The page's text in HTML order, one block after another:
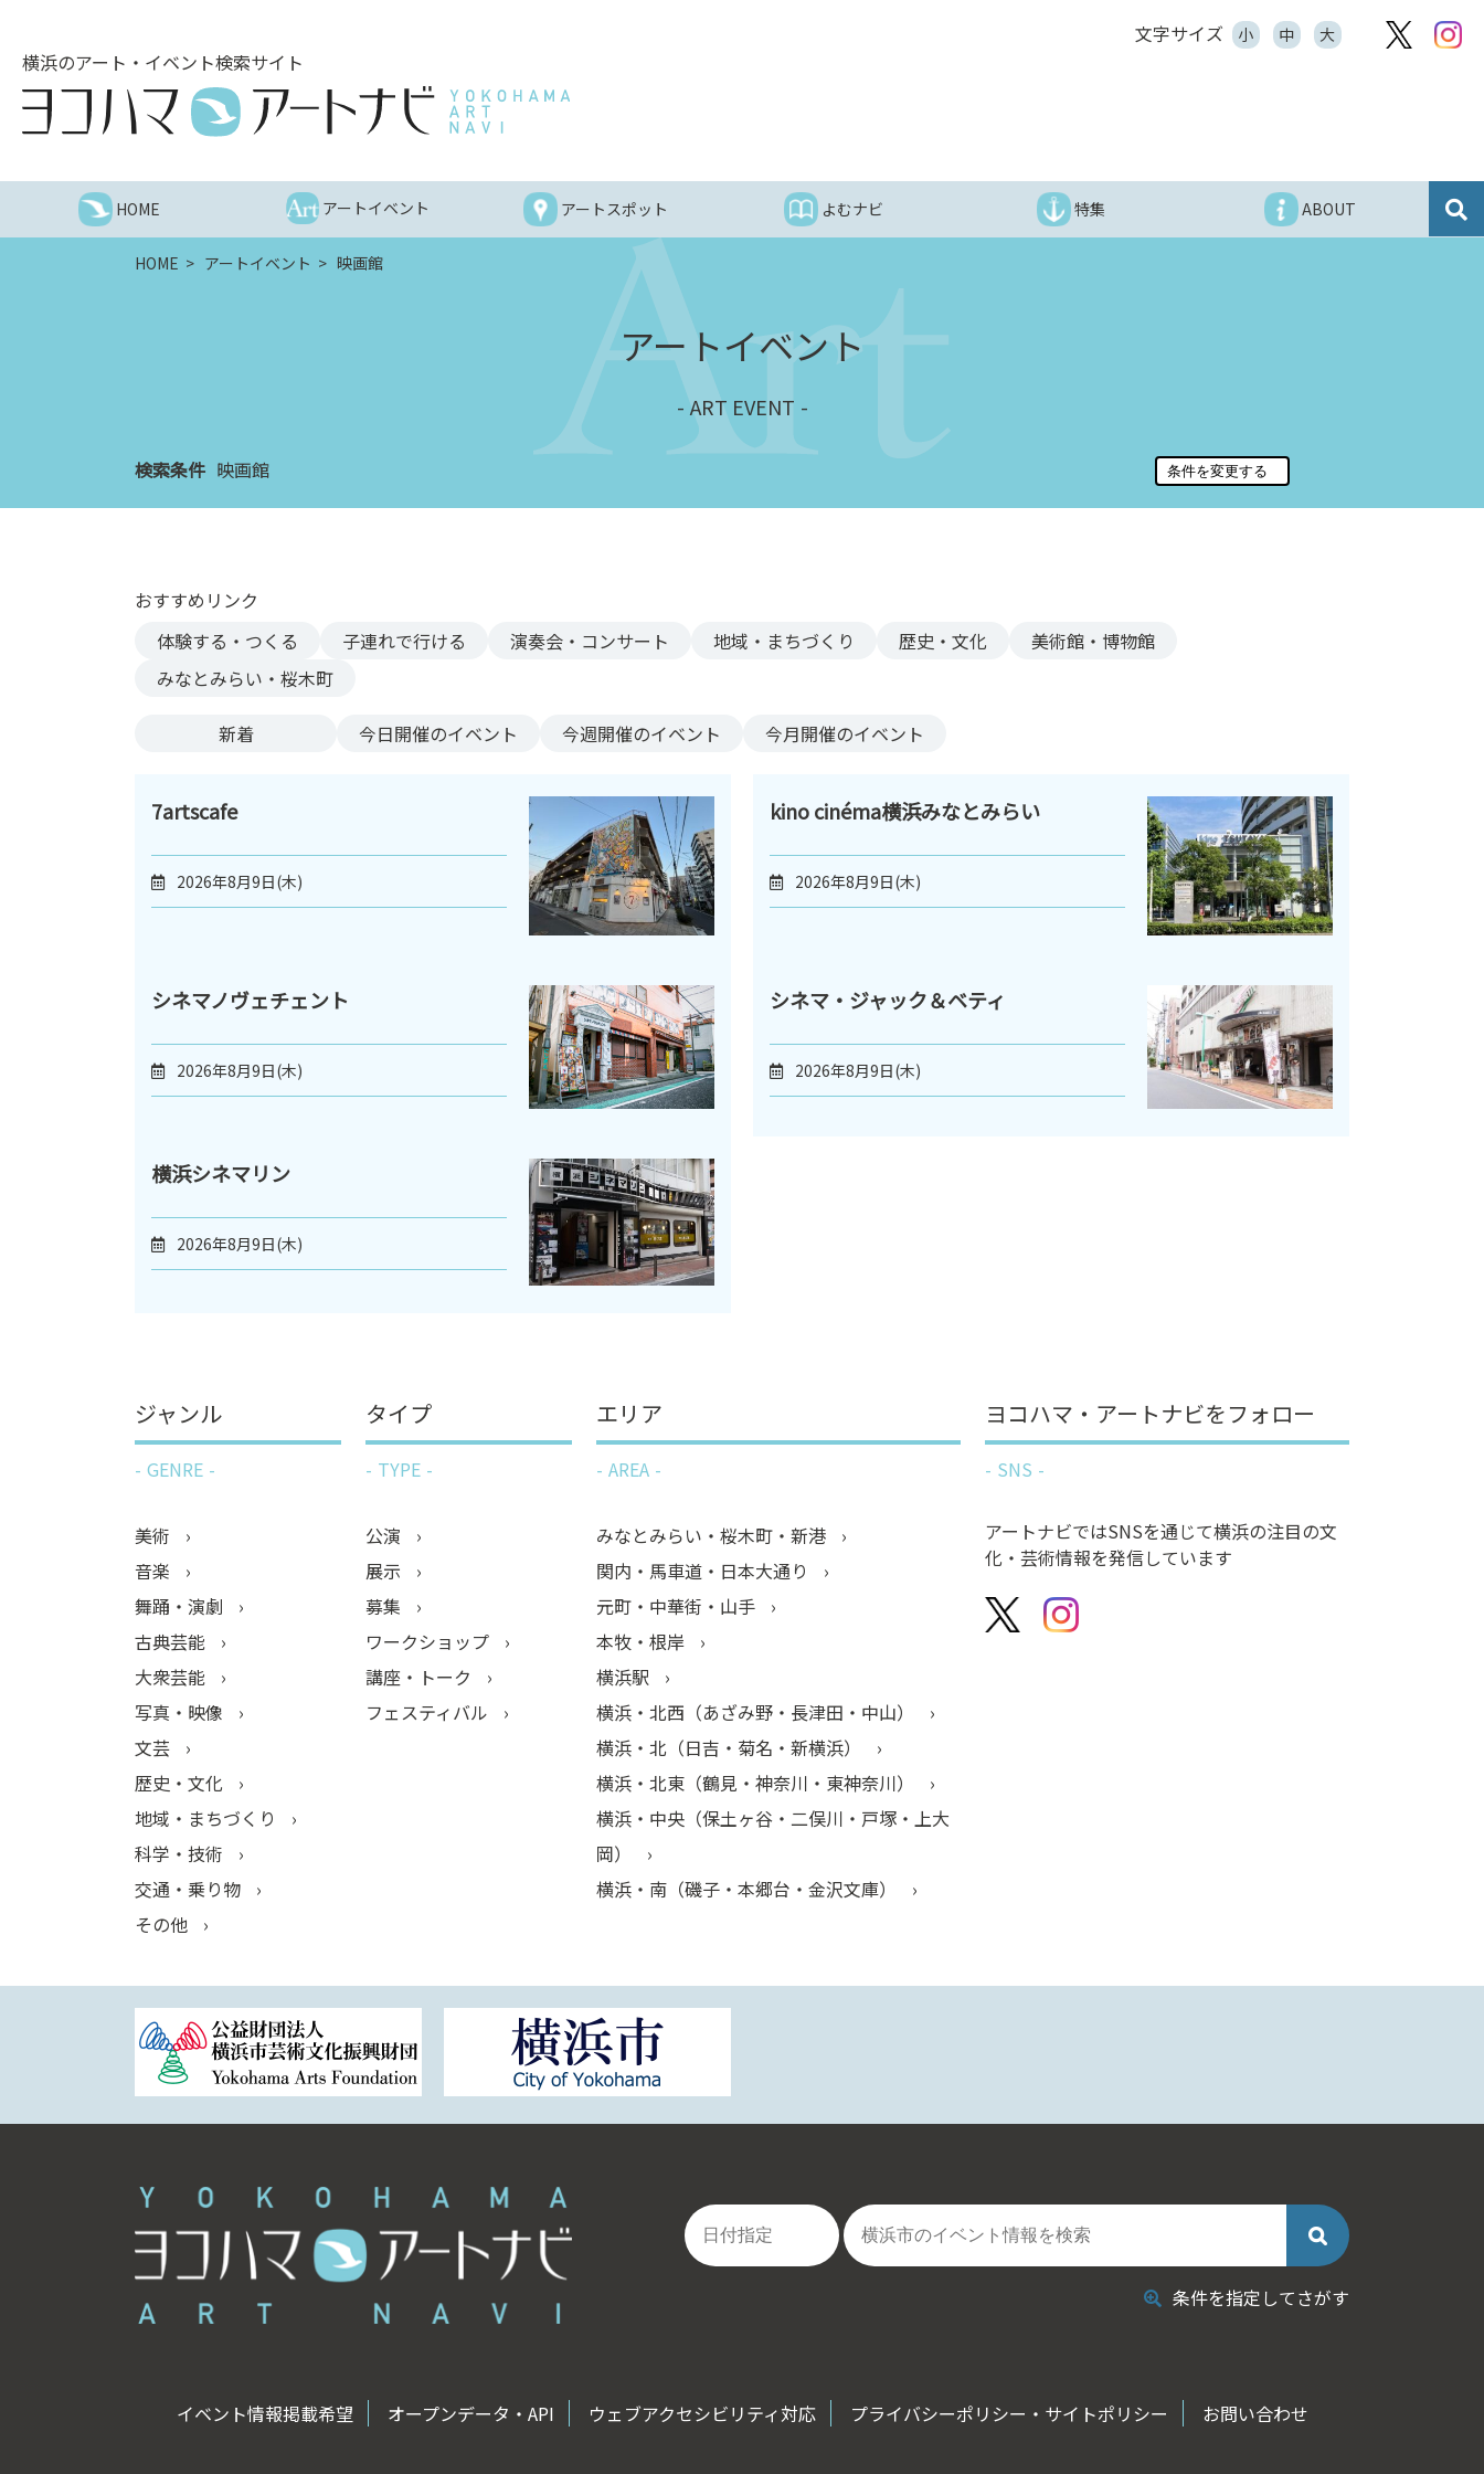
ン
文字サイズ 小 中 大
横浜のアート・イベント検索サイト
HOME アートイベント アートスポット よむナビ 特集 ABOUT
HOME アートイベント 映画館
アートイベント
ART EVENT
検索条件 映画館
おすすめリンク
体験する・つくる
子連れで行ける 演奏会・コンサート 地域・まちづくり 歴史・文化
美術館・博物館
みなとみらい・桜木町
新着 今日開催のイベント 今週開催のイベント 今月開催のイベント
7artscafe
2026年8月9日(木)
kino cinéma横浜みなとみらい
2026年8月9日(木)
シネマノヴェチェント
2026年8月9日(木)
シネマ・ジャック＆ベティ
2026年8月9日(木)
横浜シネマリン
2026年8月9日(木)
ジャンル
GENRE
美術
音楽
舞踊・演劇
古典芸能
大衆芸能
写真・映像
文芸
歴史・文化
地域・まちづくり
科学・技術
交通・乗り物
その他
タイプ
TYPE
公演
展示
募集
ワークショップ
講座・トーク
フェスティバル
エリア
AREA
みなとみらい・桜木町・新港
関内・馬車道・日本大通り
元町・中華街・山手
本牧・根岸
横浜駅
横浜・北西（あざみ野・長津田・中山）
横浜・北（日吉・菊名・新横浜）
横浜・北東（鶴見・神奈川・東神奈川）
横浜・中央（保土ヶ谷・二俣川・戸塚・上大
岡）
横浜・南（磯子・本郷台・金沢文庫）
ヨコハマ・アートナビをフォロー
SNS
アートナビではSNSを通じて横浜の注目の文
化・芸術情報を発信しています
イベント情報掲載希望 オープンデータ・API ウェブアクセシビリティ対応 プライバシーポリシー・サイトポリシー お問い合わせ
条件を指定してさがす